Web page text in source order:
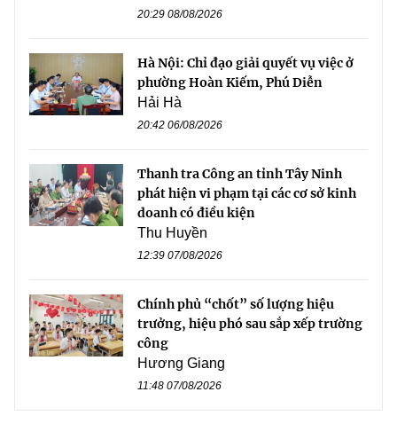
20:29 08/08/2026
Hà Nội: Chỉ đạo giải quyết vụ việc ở
phường Hoàn Kiếm, Phú Diễn
Hải Hà
20:42 06/08/2026
Thanh tra Công an tỉnh Tây Ninh
phát hiện vi phạm tại các cơ sở kinh
doanh có điều kiện
Thu Huyền
12:39 07/08/2026
Chính phủ “chốt” số lượng hiệu
trưởng, hiệu phó sau sắp xếp trường
công
Hương Giang
11:48 07/08/2026